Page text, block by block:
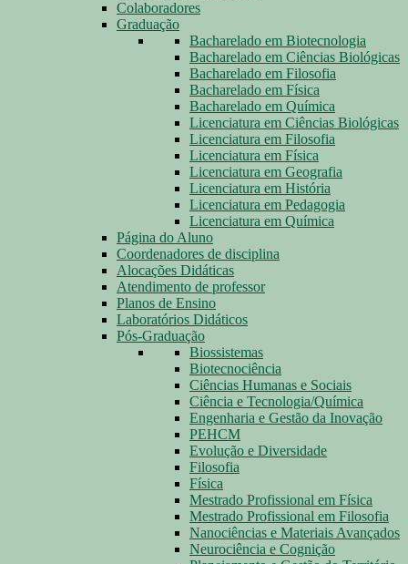
Colaboradores
Graduação
Bacharelado em Biotecnologia
Bacharelado em Ciências Biológicas
Bacharelado em Filosofia
Bacharelado em Física
Bacharelado em Química
Licenciatura em Ciências Biológicas
Licenciatura em Filosofia
Licenciatura em Física
Licenciatura em Geografia
Licenciatura em História
Licenciatura em Pedagogia
Licenciatura em Química
Página do Aluno
Coordenadores de disciplina
Alocações Didáticas
Atendimento de professor
Planos de Ensino
Laboratórios Didáticos
Pós-Graduação
Biossistemas
Biotecnociência
Ciências Humanas e Sociais
Ciência e Tecnologia/Química
Engenharia e Gestão da Inovação
PEHCM
Evolução e Diversidade
Filosofia
Física
Mestrado Profissional em Física
Mestrado Profissional em Filosofia
Nanociências e Materiais Avançados
Neurociência e Cognição